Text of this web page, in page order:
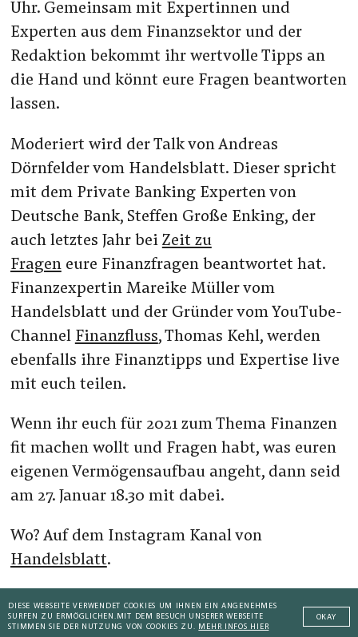
Uhr. Gemeinsam mit Expertinnen und
Experten aus dem Finanzsektor und der
Redaktion bekommt ihr wertvolle Tipps an
die Hand und könnt eure Fragen beantworten
lassen.
Moderiert wird der Talk von Andreas
Dörnfelder vom Handelsblatt. Dieser spricht
mit dem Private Banking Experten von
Deutsche Bank, Steffen Große Enking, der
auch letztes Jahr bei Zeit zu
Frageneure Finanzfragen beantwortet hat.
Finanzexpertin Mareike Müller vom
Handelsblatt und der Gründer vom YouTube-
Channel Finanzfluss, Thomas Kehl, werden
ebenfalls ihre Finanztipps und Expertise live
mit euch teilen.
Wenn ihr euch für 2021 zum Thema Finanzen
fit machen wollt und Fragen habt, was euren
eigenen Vermögensaufbau angeht, dann seid
am 27. Januar 18.30 mit dabei.
Wo? Auf dem Instagram Kanal von
Handelsblatt.
Uhrzeit 18:30
DIESE WEBSEITE VERWENDET COOKIES UM IHNEN EIN ANGENEHMES
SURFEN ZU ERMÖGLICHEN. MIT DEM BESUCH UNSERER WEBSEITE
STIMMEN SIE DER NUTZUNG VON COOKIES ZU. MEHR INFOS HIER
OKAY